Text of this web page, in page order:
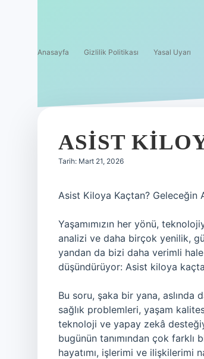
Anasayfa Gizlilik Politikası Yasal Uyarı
ASIST
Tarih: Mart 21, 2026
Asist Kiloya Kaçtan? Geleceğin
Yaşamımızın her yönü,
analizi ve daha birçok yenilik,
yandan da bizi daha verimli
düşündürüyor: Asist kiloya
Bu soru, şaka bir yana, aslında
sağlık problemleri, yaşam
teknoloji ve yapay zekâ
bugünün tanımından çok
hayatımı, işlerimi ve ilişkilerimi